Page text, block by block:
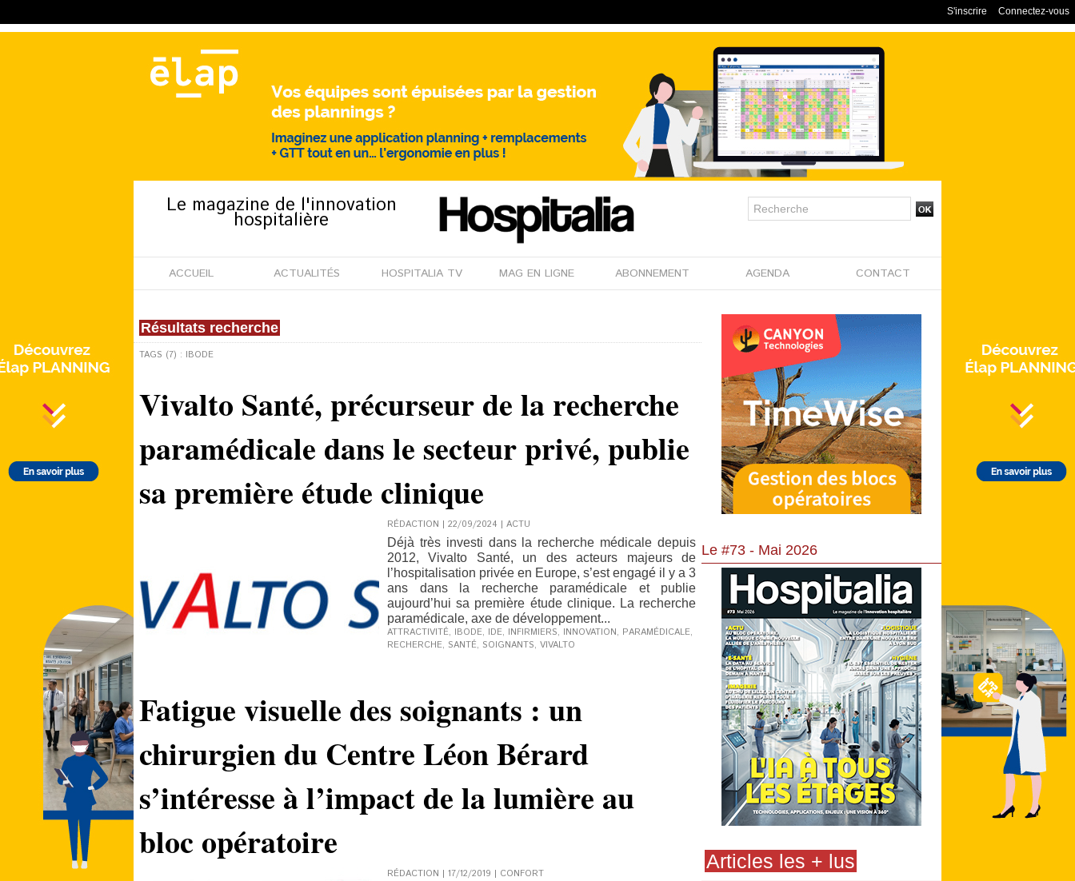
Connectez-vous
S'inscrire
Le magazine de l'innovation
hospitalière
ACCUEIL ACTUALITÉS HOSPITALIA TV MAG EN LIGNE ABONNEMENT AGENDA CONTACT
Résultats recherche
TAGS (7) : IBODE
Vivalto Santé, précurseur de la recherche
paramédicale dans le secteur privé, publie
sa première étude clinique
RÉDACTION | 22/09/2024 | ACTU
Déjà très investi dans la recherche médicale depuis
2012, Vivalto Santé, un des acteurs majeurs de
l’hospitalisation privée en Europe, s’est engagé il y a 3
ans dans la recherche paramédicale et publie
aujourd’hui sa première étude clinique. La recherche
paramédicale, axe de développement...
ATTRACTIVITÉ, IBODE, IDE, INFIRMIERS, INNOVATION, PARAMÉDICALE,
RECHERCHE, SANTÉ, SOIGNANTS, VIVALTO
Fatigue visuelle des soignants : un
chirurgien du Centre Léon Bérard
s’intéresse à l’impact de la lumière au
bloc opératoire
RÉDACTION | 17/12/2019 | CONFORT
Le #73 - Mai 2026
Articles les + lus